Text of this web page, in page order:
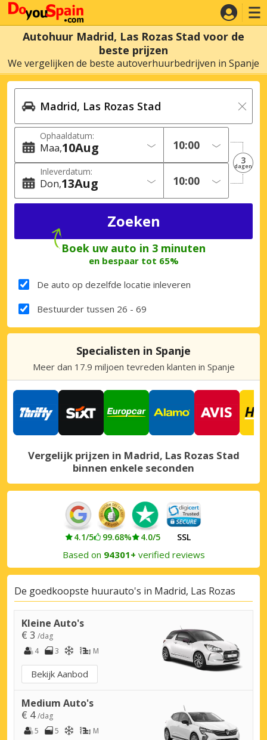
Autohuur Madrid, Las Rozas Stad voor de
beste prijzen
We vergelijken de beste autoverhuurbedrijven in Spanje
Ophaaldatum:
Maa 10Aug
Inleverdatum:
Don 13Aug
3
dagen
Boek uw auto in 3 minuten
en bespaar tot 65%
De auto op dezelfde locatie inleveren
Bestuurder tussen 26 - 69
Specialisten in Spanje
Meer dan 17.9 miljoen tevreden klanten in Spanje
Vergelijk prijzen in Madrid, Las Rozas Stad
binnen enkele seconden
4.1/5 99.68% 4.0/5 SSL
Based on 94301+ verified reviews
De goedkoopste huurauto's in Madrid, Las Rozas
Kleine Auto's
€ 3 /dag
4
3 M
Bekijk Aanbod
Medium Auto's
€ 4/dag
5
5 M